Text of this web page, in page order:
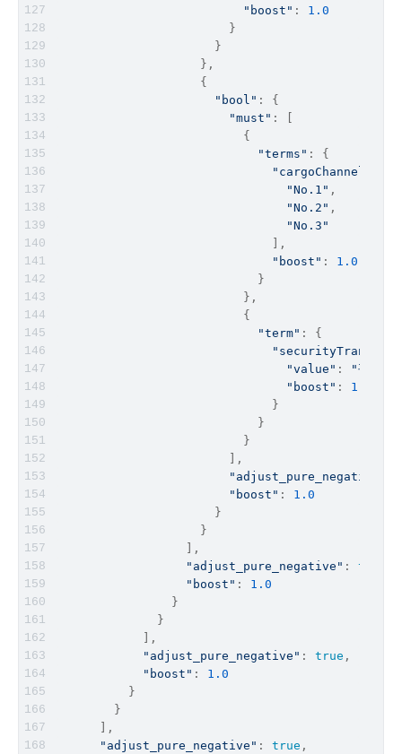
"boost" : 1.0
                        }
                      }
                    },
                    {
"bool" : {
"must" : [
                          {
"terms" : {
"cargoChannel"
"No.1" ,
"No.2" ,
"No.3"
                              ],
"boost" : 1.0
                            }
                          },
                          {
"term" : {
"securityTran"
"value" :
"平台保
"boost" : 1.0
                              }
                            }
                          }
                        ],
"adjust_pure_negative"
"boost" : 1.0
                      }
                    }
                  ],
"adjust_pure_negative" : true
"boost" : 1.0
                }
              }
            ],
"adjust_pure_negative" : true ,
"boost" : 1.0
          }
        }
      ],
"adjust_pure_negative" : true ,